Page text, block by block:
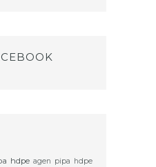
hdpe agen pipa hdpe